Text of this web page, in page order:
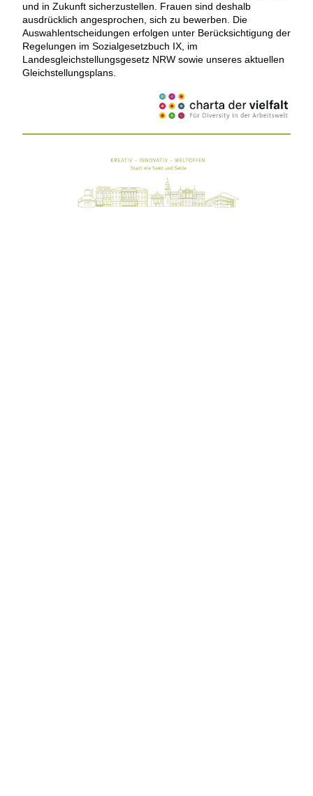
und in Zukunft sicherzustellen. Frauen sind deshalb
ausdrücklich angesprochen, sich zu bewerben. Die
Auswahlentscheidungen erfolgen unter Berücksichtigung der
Regelungen im Sozialgesetzbuch IX, im
Landesgleichstellungsgesetz NRW sowie unseres aktuellen
Gleichstellungsplans.